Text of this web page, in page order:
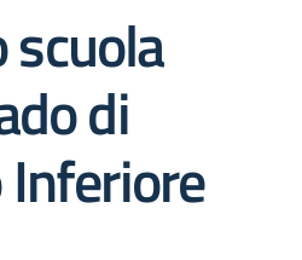
di
Inferiore